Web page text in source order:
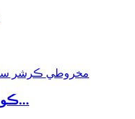
ڪون ڪرشر سنڪي بش...